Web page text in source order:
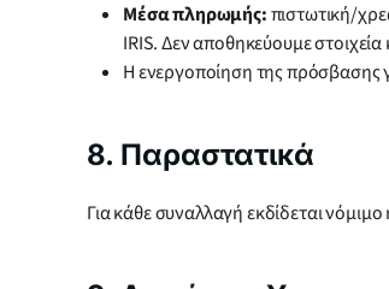
Μέσα πληρωμής:πιστωτική/
IRIS. Δεν αποθηκεύουμε
Η ενεργοποίηση της πρόσβασης
8. Παραστατικά
Για κάθε συναλλαγή εκδίδεται